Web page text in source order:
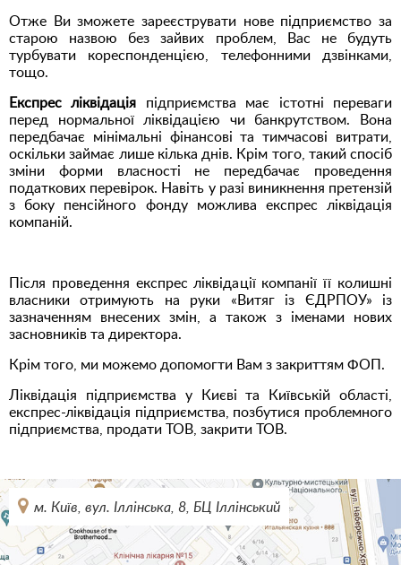
Отже Ви зможете зареєструвати нове підприємство за
старою назвою без зайвих проблем, Вас не будуть
турбувати кореспонденцією, телефонними дзвінками,
тощо.
Експрес ліквідація підприємства має істотні переваги
перед нормальної ліквідацією чи банкрутством. Вона
передбачає мінімальні фінансові та тимчасові витрати,
оскільки займає лише кілька днів. Крім того, такий спосіб
зміни форми власності не передбачає проведення
податкових перевірок. Навіть у разі виникнення претензій
з боку пенсійного фонду можлива експрес ліквідація
компаній.
Після проведення експрес ліквідації компанії її колишні
власники отримують на руки «Витяг із ЄДРПОУ» із
зазначенням внесених змін, а також з іменами нових
засновників та директора.
Крім того, ми можемо допомогти Вам з закриттям ФОП.
Ліквідація підприємства у Києві та Київській області,
експрес-ліквідація підприємства, позбутися проблемного
підприємства, продати ТОВ, закрити ТОВ.
м. Київ, вул. Іллінська, 8, БЦ Іллінський